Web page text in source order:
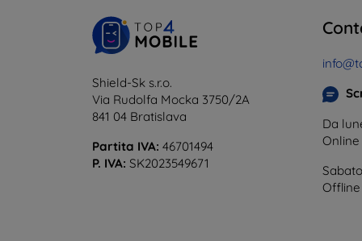
Shield-Sk s.r.o.
Via Rudolfa Mocka 3750/2A
841 04 Bratislava
Partita IVA: 46701494
P. IVA: SK2023549671
Da
Online
Offline